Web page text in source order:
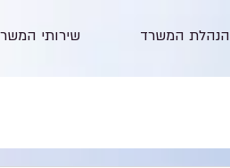
הנהלת המשרד שירותי